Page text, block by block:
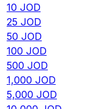
10 JOD
25 JOD
50 JOD
100 JOD
500 JOD
1,000 JOD
5,000 JOD